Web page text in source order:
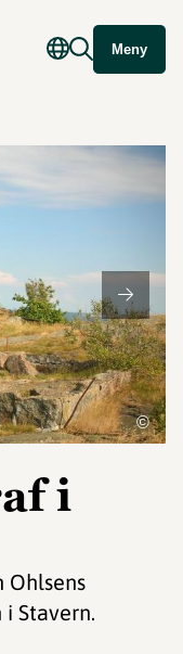
Meny
i
Ohlsens
i Stavern.
©